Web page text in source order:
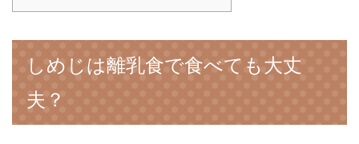
しめじは離乳食で食べても大丈
夫？